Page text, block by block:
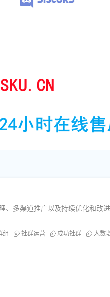
、多渠道推广以及持续优化和改
组 社群运营 成功社群 人数